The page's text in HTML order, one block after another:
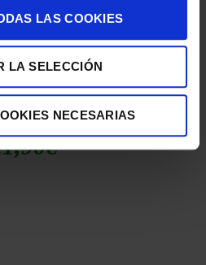
LAS COOKIES
LA SELECCIÓN
NECESARIAS
C/TAPA 24CM 4/LITROS M451124
INOX
€